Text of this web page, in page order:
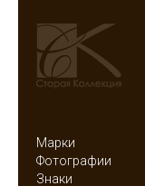
Марки
Фотографии
Знаки